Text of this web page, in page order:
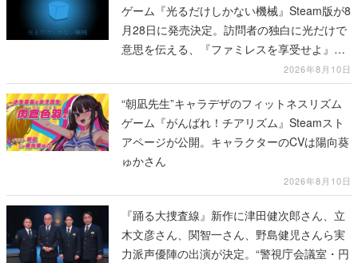
ゲーム『光るだけしかない機械』Steam版が8
月28日に発売決定。訪問者の独白に光だけで
意思を伝える、『ファミレスを享受せよ』開
2026年8月10日
“朝凪先生”キャラデザのフィットネスリズム
ゲーム『がんばれ！チアリズム』Steamスト
アページが公開。キャラクターのCVは陽向葵
ゅかさん
2026年8月10日
『踊る大捜査線』新作に津田健次郎さん、立
木文彦さん、関智一さん、野島健児さんら実
力派声優陣の出演が決定。“警視庁会議室・円